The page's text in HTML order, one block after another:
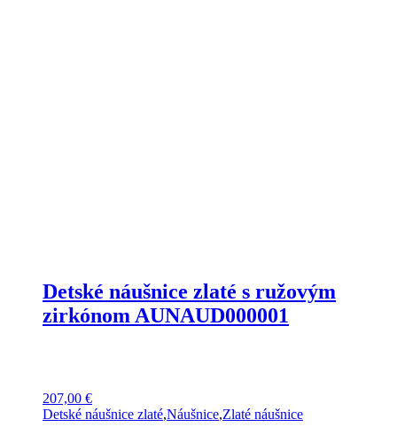
Detské náušnice zlaté s ružovým
zirkónom AUNAUD000001
207,00 €
Detské náušnice zlaté,Náušnice,Zlaté náušnice